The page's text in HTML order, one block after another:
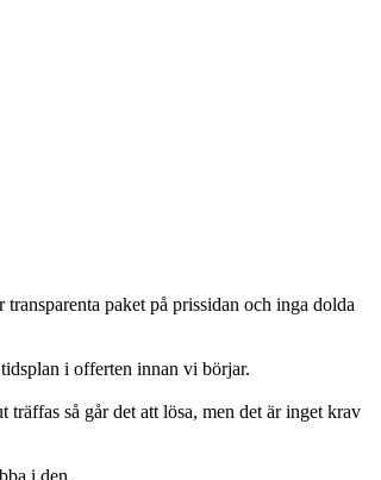
paket på prissidan och inga dolda
i offerten innan vi börjar.
så går det att lösa, men det är inget krav